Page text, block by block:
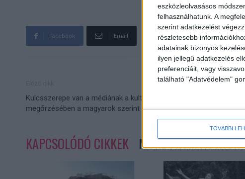
eszközleolvasásos
felhasználhatunk. A
szerint adatkezelést
részletesebb
adatainak bizonyos
ilyen jellegű adatkezelés
preferenciáit, vagy
található "Adatvédelem"
TOVÁBBI
Facebook Email
Kulcsszerepe van a médiának a kulturális értékek
megőrzésében a magyarok szerint
KAPCSOLÓDÓ CIKKEK MORE FROM AUTHOR